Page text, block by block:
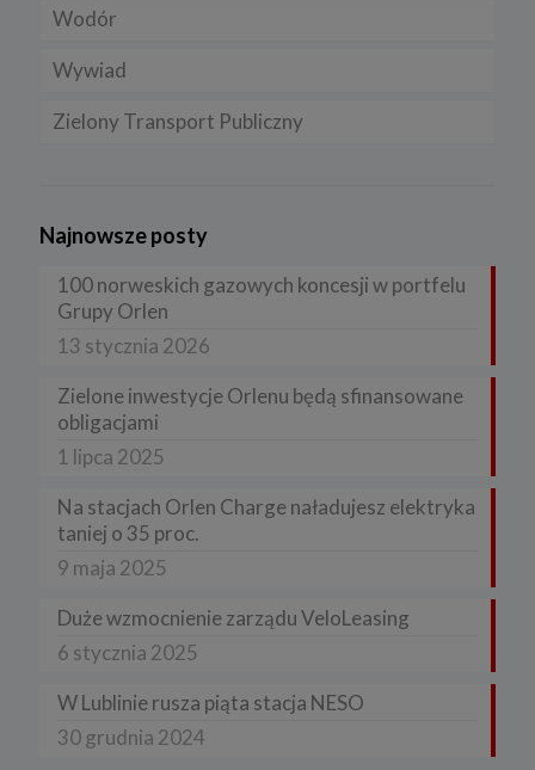
Wodór
Wywiad
Zielony Transport Publiczny
Najnowsze posty
100 norweskich gazowych koncesji w portfelu
Grupy Orlen
13 stycznia 2026
Zielone inwestycje Orlenu będą sfinansowane
obligacjami
1 lipca 2025
Na stacjach Orlen Charge naładujesz elektryka
taniej o 35 proc.
9 maja 2025
Duże wzmocnienie zarządu VeloLeasing
6 stycznia 2025
W Lublinie rusza piąta stacja NESO
30 grudnia 2024